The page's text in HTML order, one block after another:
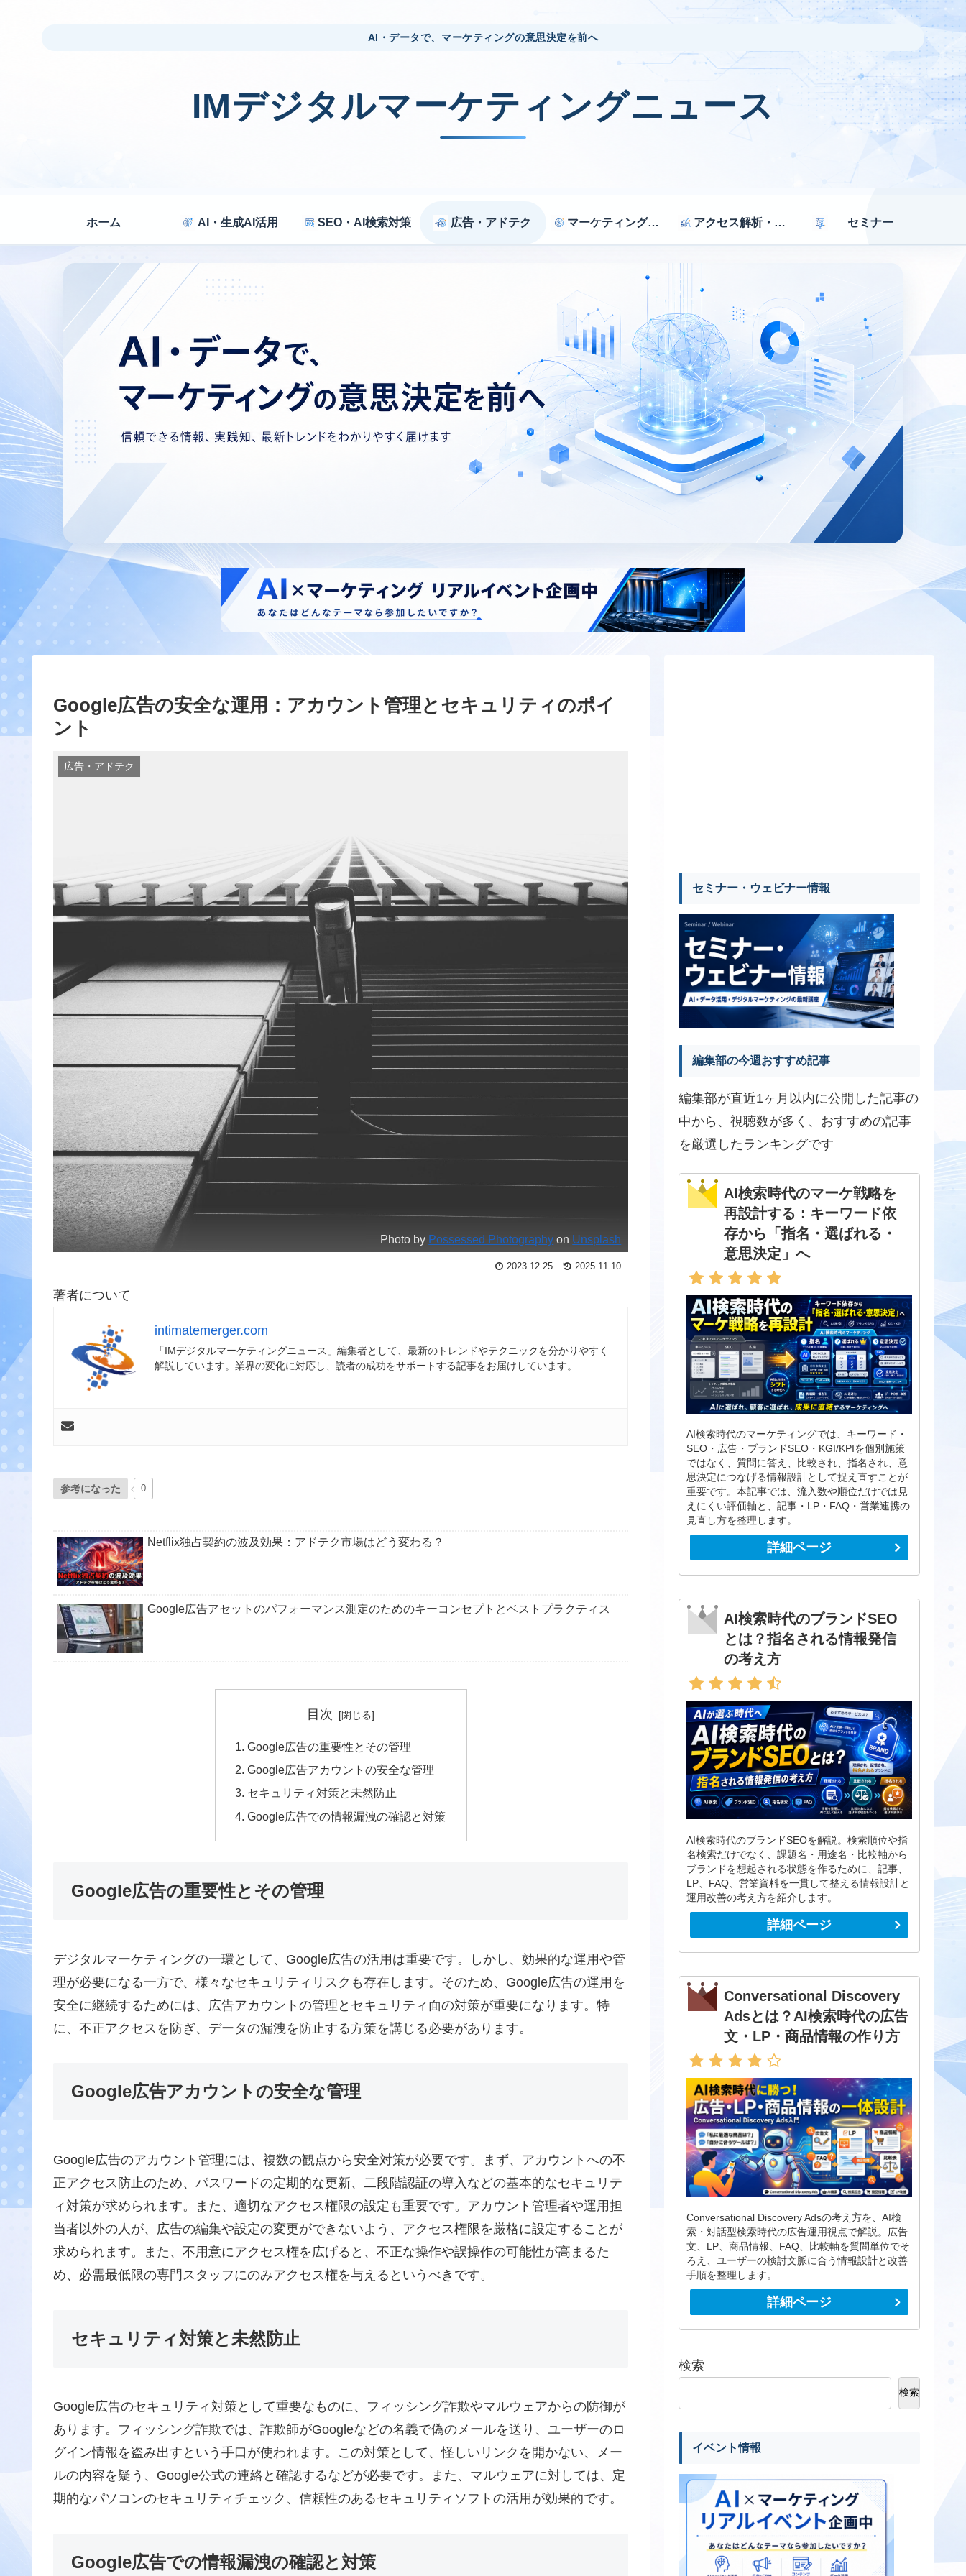
AI・データで、マーケティングの意思決定を前へ
IMデジタルマーケティングニュース
ホーム AI・生成AI活用 SEO・AI検索対策 広告・アドテク マーケティング戦略 アクセス解析・効果測定 セミナー
Google広告の安全な運用：アカウント管理とセキュリティのポイ
ント
広告・アドテク
Photo by Possessed Photography on Unsplash
2023.12.25 2025.11.10
著者について
intimatemerger.com
「IMデジタルマーケティングニュース」編集者として、最新のトレンドやテクニックを分かりやすく
解説しています。業界の変化に対応し、読者の成功をサポートする記事をお届けしています。
参考になった 0
Netflix独占契約の波及効果：アドテク市場はどう変わる？
Google広告アセットのパフォーマンス測定のためのキーコンセプトとベストプラクティス
目次
Google広告の重要性とその管理
Google広告アカウントの安全な管理
セキュリティ対策と未然防止
Google広告での情報漏洩の確認と対策
Google広告の重要性とその管理
デジタルマーケティングの一環として、Google広告の活用は重要です。しかし、効果的な運用や管
理が必要になる一方で、様々なセキュリティリスクも存在します。そのため、Google広告の運用を
安全に継続するためには、広告アカウントの管理とセキュリティ面の対策が重要になります。特
に、不正アクセスを防ぎ、データの漏洩を防止する方策を講じる必要があります。
Google広告アカウントの安全な管理
Google広告のアカウント管理には、複数の観点から安全対策が必要です。まず、アカウントへの不
正アクセス防止のため、パスワードの定期的な更新、二段階認証の導入などの基本的なセキュリテ
ィ対策が求められます。また、適切なアクセス権限の設定も重要です。アカウント管理者や運用担
当者以外の人が、広告の編集や設定の変更ができないよう、アクセス権限を厳格に設定することが
求められます。また、不用意にアクセス権を広げると、不正な操作や誤操作の可能性が高まるた
め、必需最低限の専門スタッフにのみアクセス権を与えるというべきです。
セキュリティ対策と未然防止
Google広告のセキュリティ対策として重要なものに、フィッシング詐欺やマルウェアからの防御が
あります。フィッシング詐欺では、詐欺師がGoogleなどの名義で偽のメールを送り、ユーザーのロ
グイン情報を盗み出すという手口が使われます。この対策として、怪しいリンクを開かない、メー
ルの内容を疑う、Google公式の連絡と確認するなどが必要です。また、マルウェアに対しては、定
期的なパソコンのセキュリティチェック、信頼性のあるセキュリティソフトの活用が効果的です。
Google広告での情報漏洩の確認と対策
セミナー・ウェビナー情報
編集部の今週おすすめ記事
編集部が直近1ヶ月以内に公開した記事の
中から、視聴数が多く、おすすめの記事
を厳選したランキングです
AI検索時代のマーケ戦略を
再設計する：キーワード依
存から「指名・選ばれる・
意思決定」へ
AI検索時代のマーケティングでは、キーワード・
SEO・広告・ブランドSEO・KGI/KPIを個別施策
ではなく、質問に答え、比較され、指名され、意
思決定につなげる情報設計として捉え直すことが
重要です。本記事では、流入数や順位だけでは見
えにくい評価軸と、記事・LP・FAQ・営業連携の
見直し方を整理します。
詳細ページ
AI検索時代のブランドSEO
とは？指名される情報発信
の考え方
AI検索時代のブランドSEOを解説。検索順位や指
名検索だけでなく、課題名・用途名・比較軸から
ブランドを想起される状態を作るために、記事、
LP、FAQ、営業資料を一貫して整える情報設計と
運用改善の考え方を紹介します。
詳細ページ
Conversational Discovery
Adsとは？AI検索時代の広告
文・LP・商品情報の作り方
Conversational Discovery Adsの考え方を、AI検
索・対話型検索時代の広告運用視点で解説。広告
文、LP、商品情報、FAQ、比較軸を質問単位でそ
ろえ、ユーザーの検討文脈に合う情報設計と改善
手順を整理します。
詳細ページ
検索
検索
イベント情報